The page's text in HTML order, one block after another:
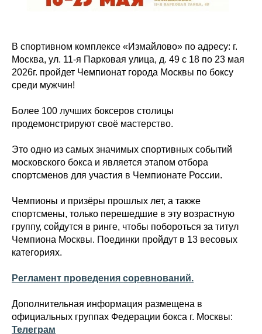
В спортивном комплексе «Измайлово» по адресу: г.
Москва, ул. 11-я Парковая улица, д. 49 с 18 по 23 мая
2026г. пройдет Чемпионат города Москвы по боксу
среди мужчин!
Более 100 лучших боксеров столицы
продемонстрируют своё мастерство.
Это одно из самых значимых спортивных событий
московского бокса и является этапом отбора
спортсменов для участия в Чемпионате России.
Чемпионы и призёры прошлых лет, а также
спортсмены, только перешедшие в эту возрастную
группу, сойдутся в ринге, чтобы побороться за титул
Чемпиона Москвы. Поединки пройдут в 13 весовых
категориях.
Регламент проведения соревнований.
Дополнительная информация размещена в
официальных группах Федерации бокса г. Москвы:
Телеграм